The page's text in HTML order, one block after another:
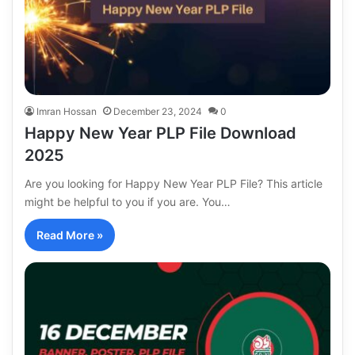
Imran Hossan December 23, 2024 0
Happy New Year PLP File Download
2025
Are you looking for Happy New Year PLP File? This article
might be helpful to you if you are. You…
Read More »